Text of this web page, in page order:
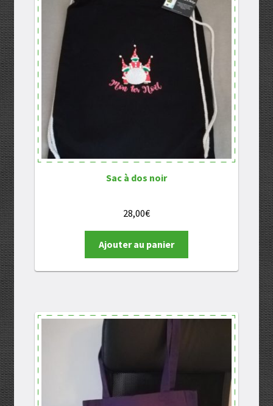
Sac à dos noir
28,00€
Ajouter au panier